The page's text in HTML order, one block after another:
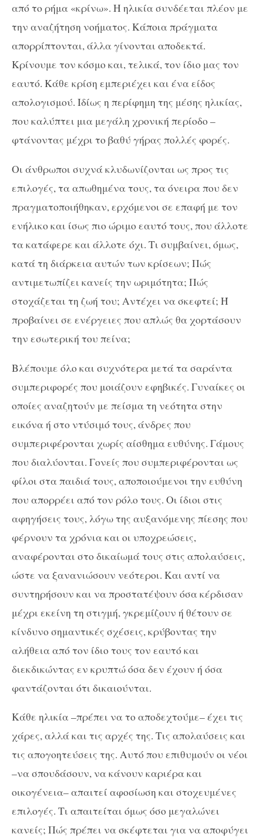
από το ρήμα «κρίνω». Η ηλικία συνδέεται πλέον με
την αναζήτηση νοήματος. Κάποια πράγματα
απορρίπτονται, άλλα γίνονται αποδεκτά.
Κρίνουμε τον κόσμο και, τελικά, τον ίδιο μας τον
εαυτό. Κάθε κρίση εμπεριέχει και ένα είδος
απολογισμού. Ιδίως η περίφημη της μέσης ηλικίας,
που καλύπτει μια μεγάλη χρονική περίοδο –
φτάνοντας μέχρι το βαθύ γήρας πολλές φορές.
Οι άνθρωποι συχνά κλυδωνίζονται ως προς τις
επιλογές, τα απωθημένα τους, τα όνειρα που δεν
πραγματοποιήθηκαν, ερχόμενοι σε επαφή με τον
ενήλικο και ίσως πιο ώριμο εαυτό τους, που άλλοτε
τα κατάφερε και άλλοτε όχι. Τι συμβαίνει, όμως,
κατά τη διάρκεια αυτών των κρίσεων; Πώς
αντιμετωπίζει κανείς την ωριμότητα; Πώς
στοχάζεται τη ζωή του; Αντέχει να σκεφτεί; Ή
προβαίνει σε ενέργειες που απλώς θα χορτάσουν
την εσωτερική του πείνα;
Βλέπουμε όλο και συχνότερα μετά τα σαράντα
συμπεριφορές που μοιάζουν εφηβικές. Γυναίκες οι
οποίες αναζητούν με πείσμα τη νεότητα στην
εικόνα ή στο ντύσιμό τους, άνδρες που
συμπεριφέρονται χωρίς αίσθημα ευθύνης. Γάμους
που διαλύονται. Γονείς που συμπεριφέρονται ως
φίλοι στα παιδιά τους, αποποιούμενοι την ευθύνη
που απορρέει από τον ρόλο τους. Οι ίδιοι στις
αφηγήσεις τους, λόγω της αυξανόμενης πίεσης που
φέρνουν τα χρόνια και οι υποχρεώσεις,
αναφέρονται στο δικαίωμά τους στις απολαύσεις,
ώστε να ξανανιώσουν νεότεροι. Και αντί να
συντηρήσουν και να προστατέψουν όσα κέρδισαν
μέχρι εκείνη τη στιγμή, γκρεμίζουν ή θέτουν σε
κίνδυνο σημαντικές σχέσεις, κρύβοντας την
αλήθεια από τον ίδιο τους τον εαυτό και
διεκδικώντας εν κρυπτώ όσα δεν έχουν ή όσα
φαντάζονται ότι δικαιούνται.
Κάθε ηλικία –πρέπει να το αποδεχτούμε– έχει τις
χάρες, αλλά και τις αρχές της. Τις απολαύσεις και
τις απογοητεύσεις της. Αυτό που επιθυμούν οι νέοι
–να σπουδάσουν, να κάνουν καριέρα και
οικογένεια– απαιτεί αφοσίωση και στοχευμένες
επιλογές. Τι απαιτείται όμως όσο μεγαλώνει
κανείς; Πώς πρέπει να σκέφτεται για να αποφύγει